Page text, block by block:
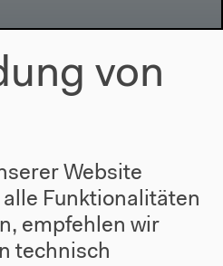
von
Website
Funktionalitäten
empfehlen wir
technisch